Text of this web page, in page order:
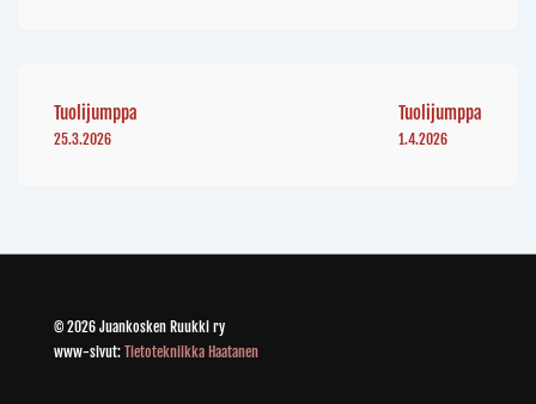
Tuolijumppa
25.3.2026
Tuolijumppa
1.4.2026
© 2026 Juankosken Ruukki ry
www-sivut: Tietotekniikka Haatanen